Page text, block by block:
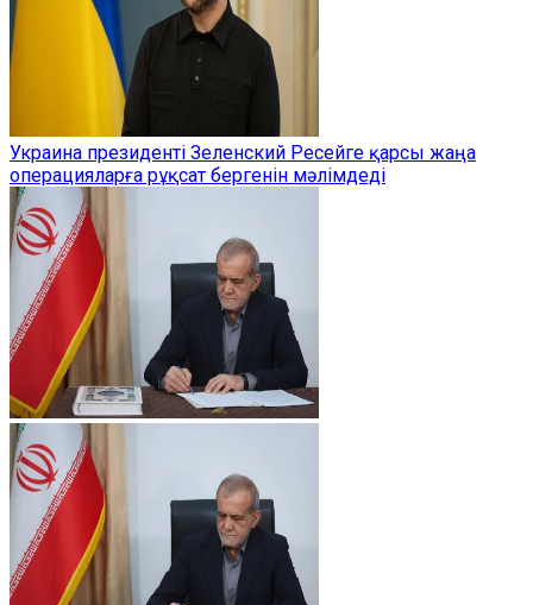
Украина президенті Зеленский Ресейге қарсы жаңа
операцияларға рұқсат бергенін мәлімдеді